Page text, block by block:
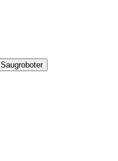
Saugroboter